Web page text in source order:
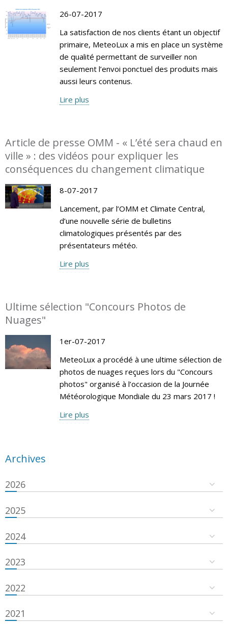
26-07-2017
La satisfaction de nos clients étant un objectif
primaire, MeteoLux a mis en place un système
de qualité permettant de surveiller non
seulement l’envoi ponctuel des produits mais
aussi leurs contenus.
Lire plus
Article de presse OMM - « L’été sera chaud en
ville » : des vidéos pour expliquer les
conséquences du changement climatique
8-07-2017
Lancement, par l’OMM et Climate Central,
d’une nouvelle série de bulletins
climatologiques présentés par des
présentateurs météo.
Lire plus
Ultime sélection "Concours Photos de
Nuages"
1er-07-2017
MeteoLux a procédé à une ultime sélection de
photos de nuages reçues lors du "Concours
photos" organisé à l’occasion de la Journée
Météorologique Mondiale du 23 mars 2017 !
Lire plus
Archives
2026
2025
2024
2023
2022
2021